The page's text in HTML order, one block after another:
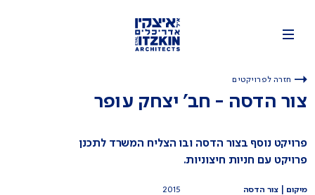
חזרה לפרויקטים
צור הדסה - חב' יצחק עופר
פרויקט נוסף בצור הדסה ובו הצליח המשרד לתכנן
פרויקט עם חניות חיצוניות.
מיקום | צור הדסה
2015